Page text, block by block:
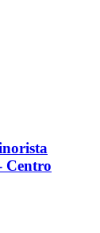
Centro